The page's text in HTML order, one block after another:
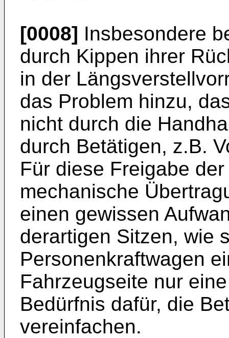
[0008] Insbesondere
durch Kippen ihrer
in der
das Problem hinzu,
nicht durch die
durch Betätigen, z.B.
Für diese Freigabe
mechanische
einen gewissen
derartigen Sitzen, wie
Personenkraftwagen
Fahrzeugseite nur
Bedürfnis dafür, die
vereinfachen.